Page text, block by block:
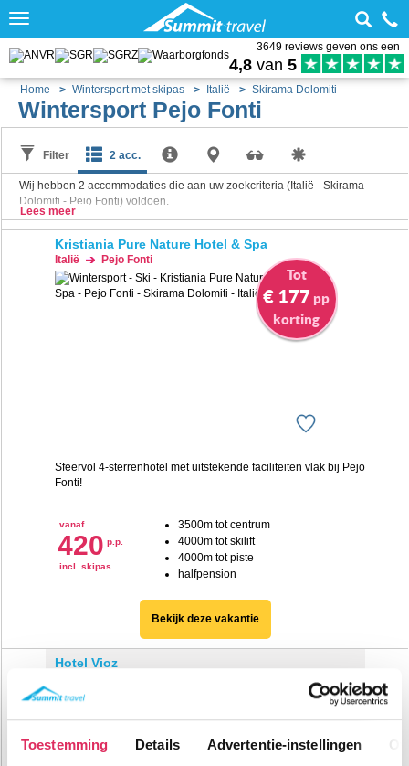
Toestemming Details Advertentie-instellingen
Toggle
3649 reviews geven ons een
4,8 van 5
Home Wintersport met skipas Italië Skirama Dolomiti
Wintersport Pejo Fonti
Filter 2 acc.
Wij hebben 2 accommodaties die aan uw zoekcriteria (Italië - Skirama
Dolomiti - Pejo Fonti) voldoen.
Lees meer
Kristiania Pure Nature Hotel & Spa
Italië Pejo Fonti
Tot
€ 177 pp
korting
Sfeervol 4-sterrenhotel met uitstekende faciliteiten vlak bij Pejo
Fonti!
vanaf
420 p.p.
incl. skipas
3500m tot centrum
4000m tot skilift
4000m tot piste
halfpension
Bekijk deze vakantie
Hotel Vioz